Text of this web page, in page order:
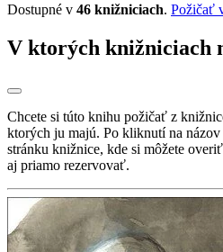
Dostupné v 46 knižniciach. Požičať
V ktorých knižniciach
Chcete si túto knihu požičať z
ktorých ju majú. Po kliknutí na názov
stránku knižnice, kde si môžete
aj priamo rezervovať.